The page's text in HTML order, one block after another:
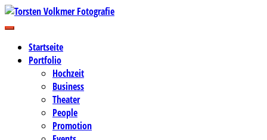
Zum
Inhalt
Torsten Volkmer Fotografie
Business-, Portrait- und Hochzeitsfotografie
Startseite
Portfolio
Hochzeit
Business
Theater
People
Promotion